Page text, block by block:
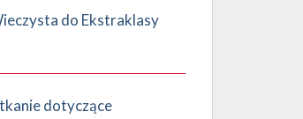
do Ekstraklasy
dotyczące